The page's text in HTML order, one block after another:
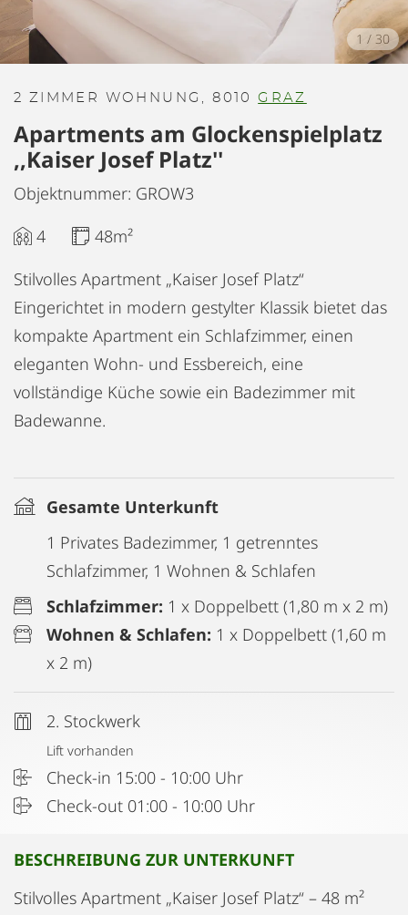
1 / 30
2 ZIMMER WOHNUNG, 8010GRAZ
Apartments am Glockenspielplatz
,,Kaiser Josef Platz''
Objektnummer: GROW3
4
48m²
Stilvolles Apartment „Kaiser Josef Platz“
Eingerichtet in modern gestylter Klassik bietet das
kompakte Apartment ein Schlafzimmer, einen
eleganten Wohn- und Essbereich, eine
vollständige Küche sowie ein Badezimmer mit
Badewanne.
Gesamte Unterkunft
1 Privates Badezimmer, 1 getrenntes
Schlafzimmer, 1 Wohnen & Schlafen
Schlafzimmer: 1 x Doppelbett (1,80 m x 2 m)
Wohnen & Schlafen: 1 x Doppelbett (1,60 m
x 2 m)
2. Stockwerk
Lift vorhanden
Check-in 15:00 - 10:00 Uhr
Check-out 01:00 - 10:00 Uhr
BESCHREIBUNG ZUR UNTERKUNFT
Stilvolles Apartment „Kaiser Josef Platz“ – 48 m²